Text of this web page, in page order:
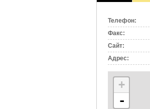
(активная
Телефон:
Факс:
Сайт:
Адрес:
+
-